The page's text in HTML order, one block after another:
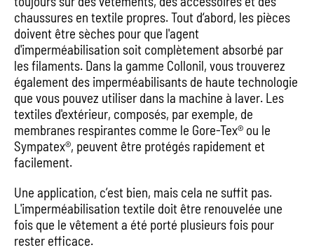
chaussures en textile propres. Tout d‘abord, les pièces
doivent être sèches pour que l'agent
d'imperméabilisation soit complètement absorbé par
les filaments. Dans la gamme Collonil, vous trouverez
également des imperméabilisants de haute technologie
que vous pouvez utiliser dans la machine à laver. Les
textiles d'extérieur, composés, par exemple, de
membranes respirantes comme le Gore-Tex® ou le
Sympatex®, peuvent être protégés rapidement et
facilement.
Une application, c’est bien, mais cela ne suffit pas.
L'imperméabilisation textile doit être renouvelée une
fois que le vêtement a été porté plusieurs fois pour
rester efficace.